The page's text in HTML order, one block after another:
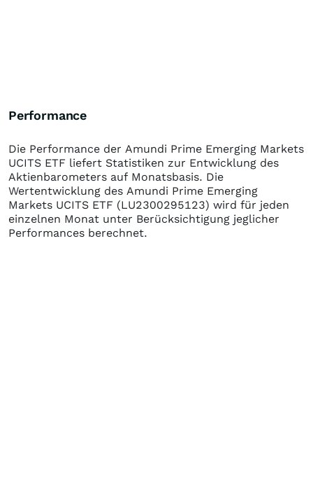
Performance
Die Performance der Amundi Prime Emerging Markets
UCITS ETF liefert Statistiken zur Entwicklung des
Aktienbarometers auf Monatsbasis. Die
Wertentwicklung des Amundi Prime Emerging
Markets UCITS ETF (LU2300295123) wird für jeden
einzelnen Monat unter Berücksichtigung jeglicher
Performances berechnet.